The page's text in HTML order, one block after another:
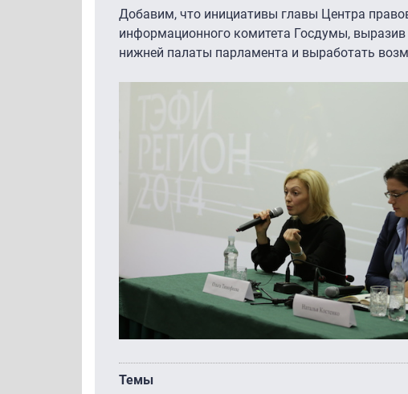
Добавим, что инициативы главы Центра
информационного комитета Госдумы,
нижней палаты парламента и выработать
Темы